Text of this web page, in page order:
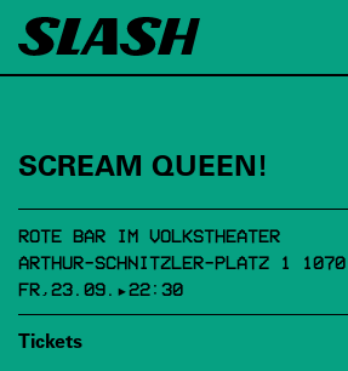
SCREAM QUEEN!
ROTE BAR IM VOLKSTHEATER
ARTHUR-SCHNITZLER-PLATZ 1
FR,23.09.▸22:30
Tickets